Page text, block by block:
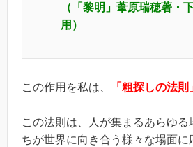
（「黎明」葦原瑞穂著・
用）
この作用を私は、 「粗探しの法則
この法則は、人が集まるあらゆる
ちが世界に向き合う様々な場面